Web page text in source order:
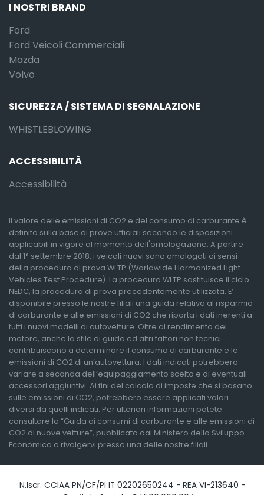
I NOSTRI BRAND
Ford
Ford Veicoli Commerciali
Mazda
Volvo
SICUREZZA / SISTEMA DI SEGNALAZIONE
WHISTLEBLOWING
ACCESSIBILITÀ
Accessibilità
Il valore delle emissioni di CO2 e del consumo di carburante è
definito sulla base di prove ufficiali secondo le disposizioni
applicabili in vigore al momento dell'omologazione. A partire
dal 1° settembre 2018, i veicoli nuovi sono omologati ai sensi
della procedura di prova WLTP (Worldwide Harmonized Light
Vehicles Test Procedure). La procedura WLTP sostituisce il ciclo
NEDC, la procedura di prova precedentemente utilizzata. E’
disponibile presso le nostre filiali una guida relativa al risparmio
di carburante e alle emissioni di CO2 che riporta i dati inerenti a
tutti i nuovi modelli di autovetture. Oltre al rendimento del
motore, anche lo stile di guida ed altri fattori non tecnici
contribuiscono a determinare il consumo di carburante e le
emissioni di CO2 di un’autovettura. I dati indicati potrebbero
variare a seconda dell’equipaggiamento scelto e di eventuali
accessori aggiuntivi. Ai fini del calcolo di imposte che si basano
sulle emissioni di CO2, potrebbero essere applicati valori
diversi da quelli indicati. Per ulteriori informazioni potete
consultare la “Guida ai consumi di carburante e alle emissioni di
CO2 di nuove vetture”, pubblicata dal Ministero dello Sviluppo
Economico o rivolgervi presso una delle nostre filiali.
N.Iscr. CCIAA PN/CF/PI IT 02202650244 - REA VI-213640 -